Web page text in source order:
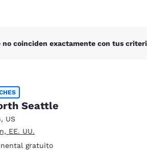
coinciden exactamente con tus
Seattle
, US
EE. UU.
gratuito